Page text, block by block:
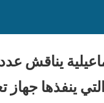
يناقش
ينفذها جهاز